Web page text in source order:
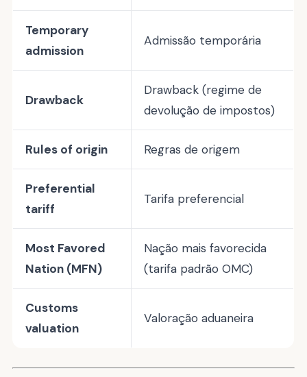
Temporary
admission
Admissão temporária
Drawback
Drawback (regime de
devolução de impostos)
Rules of origin Regras de origem
Preferential
tariff
Tarifa preferencial
Most Favored
Nation (MFN)
Nação mais favorecida
(tarifa padrão OMC)
Customs
valuation
Valoração aduaneira